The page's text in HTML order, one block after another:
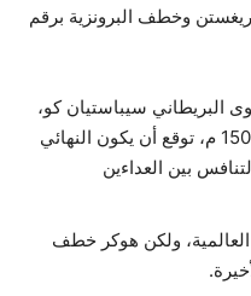
وخطف البرونزية برقم
البريطاني سيباستيان كو،
الفائز بذهبيتين أولمبيتين في سباق 1500 م، توقع أن يكون النهائي
بين العداءين
العالمية، ولكن هوكر خطف